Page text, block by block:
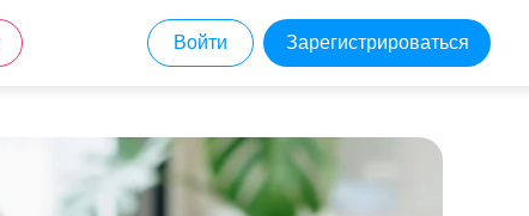
Зарегистрироваться
Войти